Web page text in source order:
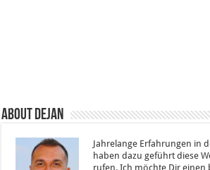
About Dejan
Jahrelange Erfahrungen in
haben dazu geführt diese
rufen. Ich möchte Dir einen